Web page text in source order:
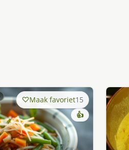
Maak favoriet15
👍